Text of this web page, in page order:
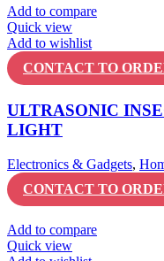
Add to compare
Quick view
Add to wishlist
CONTACT TO
ULTRASONIC
LIGHT
Electronics & Gadgets,
CONTACT TO
Add to compare
Quick view